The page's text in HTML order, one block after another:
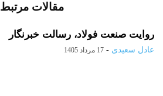
مقالات مرتبط
روایت صنعت فولاد،‌ رسالت خبرنگار
عادل سعیدی - 17 مرداد 1405